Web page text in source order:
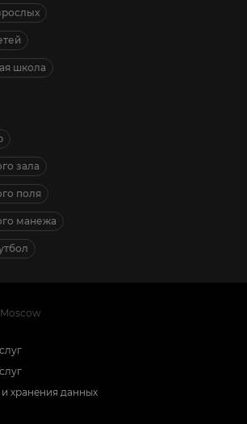
школа
зала
поля
манежа
хранения данных